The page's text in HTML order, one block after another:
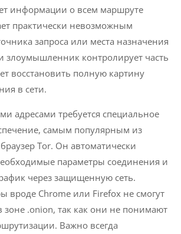
информации о всем маршруте
практически невозможным
запроса или места назначения
злоумышленник контролирует часть
восстановить полную картину
в сети.
адресами требуется специальное
самым популярным из
Tor. Он автоматически
параметры соединения и
через защищенную сеть.
вроде Chrome или Firefox не смогут
.onion, так как они не понимают
Важно всегда